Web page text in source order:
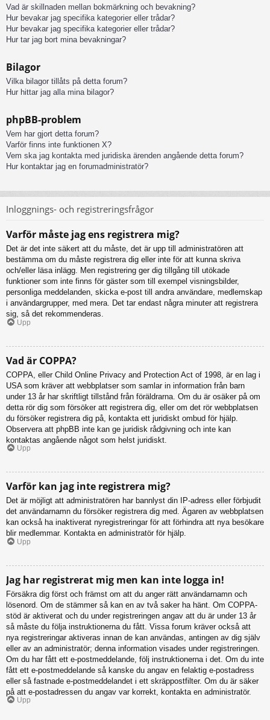
Vad är skillnaden mellan bokmärkning och bevakning?
Hur bevakar jag specifika kategorier eller trådar?
Hur bevakar jag specifika kategorier eller trådar?
Hur tar jag bort mina bevakningar?
Bilagor
Vilka bilagor tillåts på detta forum?
Hur hittar jag alla mina bilagor?
phpBB-problem
Vem har gjort detta forum?
Varför finns inte funktionen X?
Vem ska jag kontakta med juridiska ärenden angående detta forum?
Hur kontaktar jag en forumadministratör?
Inloggnings- och registreringsfrågor
Varför måste jag ens registrera mig?
Det är det inte säkert att du måste, det är upp till administratören att
bestämma om du måste registrera dig eller inte för att kunna skriva
och/eller läsa inlägg. Men registrering ger dig tillgång till utökade
funktioner som inte finns för gäster som till exempel visningsbilder,
personliga meddelanden, skicka e-post till andra användare, medlemskap
i användargrupper, med mera. Det tar endast några minuter att registrera
sig, så det rekommenderas.
Upp
Vad är COPPA?
COPPA, eller Child Online Privacy and Protection Act of 1998, är en lag i
USA som kräver att webbplatser som samlar in information från barn
under 13 år har skriftligt tillstånd från föräldrarna. Om du är osäker på om
detta rör dig som försöker att registrera dig, eller om det rör webbplatsen
du försöker registrera dig på, kontakta ett juridiskt ombud för hjälp.
Observera att phpBB inte kan ge juridisk rådgivning och inte kan
kontaktas angående något som helst juridiskt.
Upp
Varför kan jag inte registrera mig?
Det är möjligt att administratören har bannlyst din IP-adress eller förbjudit
det användarnamn du försöker registrera dig med. Ägaren av webbplatsen
kan också ha inaktiverat nyregistreringar för att förhindra att nya besökare
blir medlemmar. Kontakta en administratör för hjälp.
Upp
Jag har registrerat mig men kan inte logga in!
Försäkra dig först och främst om att du anger rätt användarnamn och
lösenord. Om de stämmer så kan en av två saker ha hänt. Om COPPA-
stöd är aktiverat och du under registreringen angav att du är under 13 år
så måste du följa instruktionerna du fått. Vissa forum kräver också att
nya registreringar aktiveras innan de kan användas, antingen av dig själv
eller av an administratör; denna information visades under registreringen.
Om du har fått ett e-postmeddelande, följ instruktionerna i det. Om du inte
fått ett e-postmeddelande så kanske du angav en felaktig e-postadress
eller så fastnade e-postmeddelandet i ett skräppostfilter. Om du är säker
på att e-postadressen du angav var korrekt, kontakta en administratör.
Upp